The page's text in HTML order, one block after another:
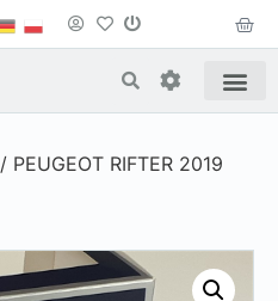
/ PEUGEOT RIFTER 2019